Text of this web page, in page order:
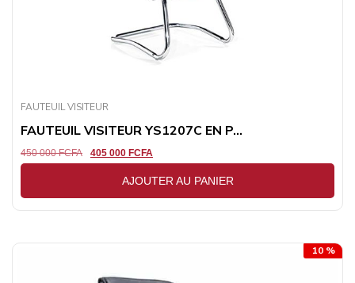
FAUTEUIL VISITEUR
FAUTEUIL VISITEUR YS1207C EN P...
450 000FCFA 405 000 FCFA
AJOUTER AU PANIER
10 %